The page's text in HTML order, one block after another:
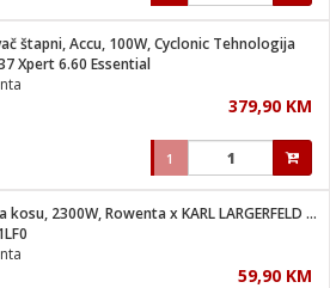
štapni, Accu, 100W, Cyclonic Tehnologija
Xpert 6.60 Essential
379,90 KM
1
Fen za kosu, 2300W, Rowenta x KARL LARGERFELD Studio
59,90 KM